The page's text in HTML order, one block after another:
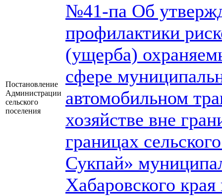
Постановление
Администрации
сельского
поселения
№41-па Об
профилактики
(ущерба)
сфере
автомобильном
хозяйстве вне
границах
Сукпай»
Хабаровского